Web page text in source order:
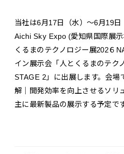
当社は6月17日（水）～6月19日
Aichi Sky Expo (愛知県国際展
くるまのテクノロジー展202６
イン展示会「人とくるまのテク
STAGE 2」に出展します。会場
解｜開発効率を向上させるソリ
主に最新製品の展示する予定です